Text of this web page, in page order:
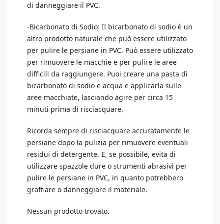
di danneggiare il PVC.
-Bicarbonato di Sodio: Il bicarbonato di sodio è un
altro prodotto naturale che può essere utilizzato
per pulire le persiane in PVC. Può essere utilizzato
per rimuovere le macchie e per pulire le aree
difficili da raggiungere. Puoi creare una pasta di
bicarbonato di sodio e acqua e applicarla sulle
aree macchiate, lasciando agire per circa 15
minuti prima di risciacquare.
Ricorda sempre di risciacquare accuratamente le
persiane dopo la pulizia per rimuovere eventuali
residui di detergente. E, se possibile, evita di
utilizzare spazzole dure o strumenti abrasivi per
pulire le persiane in PVC, in quanto potrebbero
graffiare o danneggiare il materiale.
Nessun prodotto trovato.